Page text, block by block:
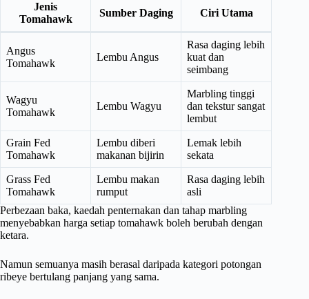
Jenis
Tomahawk
Sumber Daging Ciri Utama
Angus
Tomahawk
Lembu Angus
Rasa daging lebih
kuat dan
seimbang
Wagyu
Tomahawk
Lembu Wagyu
Marbling tinggi
dan tekstur sangat
lembut
Grain Fed
Tomahawk
Lembu diberi
makanan bijirin
Lemak lebih
sekata
Grass Fed
Tomahawk
Lembu makan
rumput
Rasa daging lebih
asli
Perbezaan baka, kaedah penternakan dan tahap marbling
menyebabkan harga setiap tomahawk boleh berubah dengan
ketara.
Namun semuanya masih berasal daripada kategori potongan
ribeye bertulang panjang yang sama.